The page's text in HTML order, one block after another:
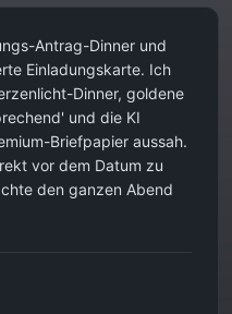
Antrag-Dinner und
Einladungskarte. Ich
Dinner, goldene
und die KI
Briefpapier aussah.
vor dem Datum zu
den ganzen Abend